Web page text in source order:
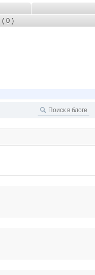
( 0 )